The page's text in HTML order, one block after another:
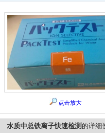
点击放大
水质中总铁离子快速检测的详细